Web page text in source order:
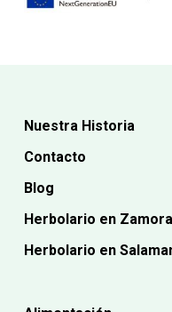
Nuestra Historia
Contacto
Blog
Herbolario en Zamora
Herbolario en